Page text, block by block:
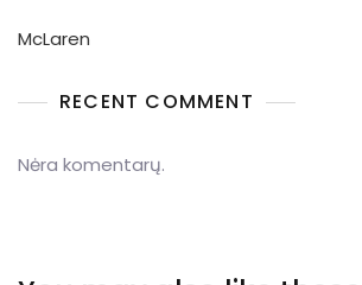
McLaren
RECENT COMMENT
Nėra komentarų.